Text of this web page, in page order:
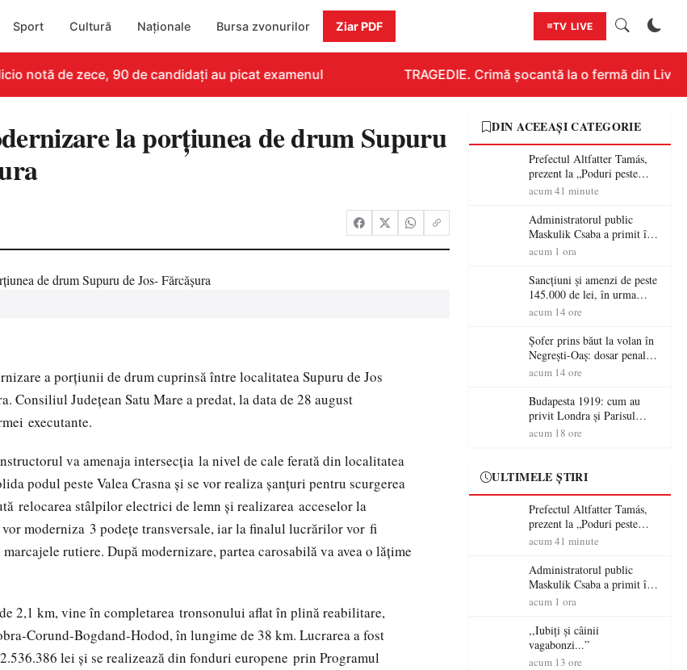
Sport Cultură Naționale Bursa zvonurilor Ziar PDF TV LIVE
notă de zece, 90 de candidați au picat examenul TRAGEDIE. Crimă șocantă la o fermă din
la porțiunea de drum Supuru
aporțiunii de drumcuprinsăîntre localitateaSupuru de Jos
. Consiliul Județean Satu Mare apredat, la data de 28 august
executante.
vaamenaja intersecția lanivel de cale feratădin localitatea
podul peste ValeaCrasnași se vorrealizașanțuri pentru scurgerea
relocareastâlpilorelectrici de lemn și realizarea acceselorla
vor moderniza 3 podețe transversale,iarlafinalul lucrărilor vor fi
marcajele rutiere. După modernizare,parteacarosabilăvaaveao lățime
de 2,1 km, vine în completarea tronsonului aflatîn plinăreabilitare,
Corund-Bogdand-Hodod,în lungime de 38 km. Lucrareaafost
lei și se realizeazădin fonduri europene prin Programul
DIN ACEEAȘI CATEGORIE
Prefectul Altfatter Tamás,
prezent la „Poduri peste
granițe – Zilele Diasporei
acum 41 minute
Administratorul public
Maskulik Csaba a primit în
audiență cetățenii din Satu
acum 1 ora
Sancțiuni și amenzi de peste
145.000 de lei, în urma
acțiunilor polițiștilor
acum 14 ore
Șofer prins băut la volan în
Negrești-Oaș: dosar penal
după un control al
acum 14 ore
Budapesta 1919: cum au
privit Londra și Parisul
ocupația românească și de ce
României a devenit o
controversă diplomatică
europeană ( partea a II-a)
acum 18 ore
ULTIMELE ȘTIRI
Prefectul Altfatter Tamás,
prezent la „Poduri peste
granițe – Zilele Diasporei
acum 41 minute
Administratorul public
Maskulik Csaba a primit în
audiență cetățenii din Satu
acum 1 ora
,,Iubiți și câinii
vagabonzi...”
acum 13 ore